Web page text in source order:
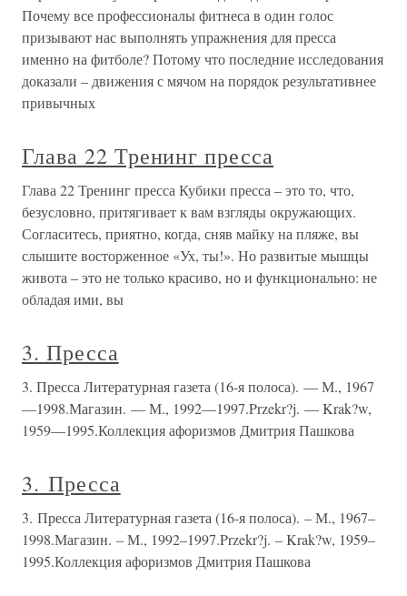
Почему все профессионалы фитнеса в один голос
призывают нас выполнять упражнения для пресса
именно на фитболе? Потому что последние исследования
доказали – движения с мячом на порядок результативнее
привычных
Глава 22 Тренинг пресса
Глава 22 Тренинг пресса Кубики пресса – это то, что,
безусловно, притягивает к вам взгляды окружающих.
Согласитесь, приятно, когда, сняв майку на пляже, вы
слышите восторженное «Ух, ты!». Но развитые мышцы
живота – это не только красиво, но и функционально: не
обладая ими, вы
3. Пресса
3. Пресса Литературная газета (16-я полоса). — М., 1967
—1998.Магазин. — М., 1992—1997.Przekr?j. — Krak?w,
1959—1995.Коллекция афоризмов Дмитрия Пашкова
3. Пресса
3. Пресса Литературная газета (16-я полоса). – М., 1967–
1998.Магазин. – М., 1992–1997.Przekr?j. – Krak?w, 1959–
1995.Коллекция афоризмов Дмитрия Пашкова